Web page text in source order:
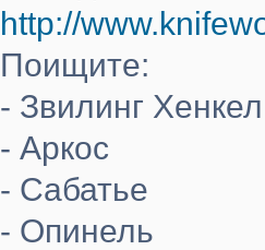
http://
Поищите:
- Звилинг
- Аркос
- Сабатье
- Опинель